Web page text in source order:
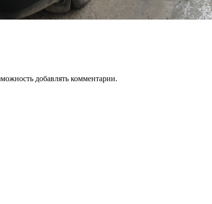
добавлять комментарии.